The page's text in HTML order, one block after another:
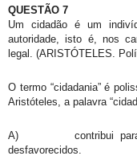
QUESTÃO 7
Um cidadão é um
autoridade, isto é, nos
legal. (ARISTÓTELES.
O termo “cidadania” é
Aristóteles, a palavra
A)
contribui
desfavorecidos.